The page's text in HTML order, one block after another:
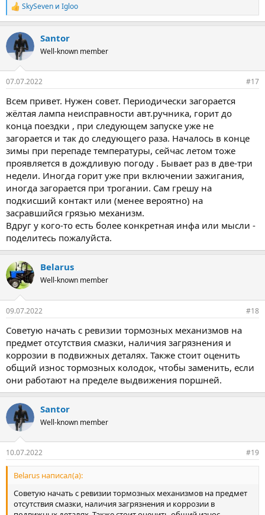
Р
е
к
ц
и
SkySeven и Igloo
Santor
Well-known member
07.07.2022 #17
Всем привет. Нужен совет. Периодически загорается
жёлтая лампа неисправности авт.ручника, горит до
конца поездки , при следующем запуске уже не
загорается и так до следующего раза. Началось в конце
зимы при перепаде температуры, сейчас летом тоже
проявляется в дождливую погоду . Бывает раз в две-три
недели. Иногда горит уже при включении зажигания,
иногда загорается при трогании. Сам грешу на
подкисший контакт или (менее вероятно) на
засравшийся грязью механизм.
Вдруг у кого-то есть более конкретная инфа или мысли -
поделитесь пожалуйста.
Belarus
Well-known member
09.07.2022 #18
Советую начать с ревизии тормозных механизмов на
предмет отсутствия смазки, наличия загрязнения и
коррозии в подвижных деталях. Также стоит оценить
общий износ тормозных колодок, чтобы заменить, если
они работают на пределе выдвижения поршней.
Santor
Well-known member
10.07.2022 #19
Belarus написал(а):
Советую начать с ревизии тормозных механизмов на предмет
отсутствия смазки, наличия загрязнения и коррозии в